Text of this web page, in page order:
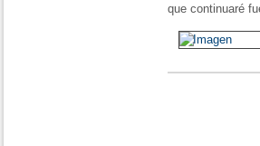
que continuaré